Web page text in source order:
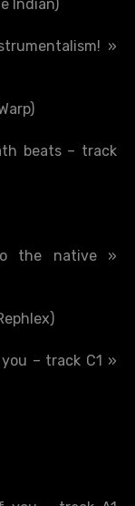
Indian)
»
beats – track
the native »
– track C1 »